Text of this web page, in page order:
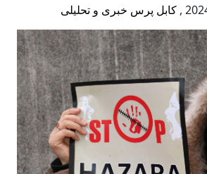
, کابل پرس خبری و تحلیلی